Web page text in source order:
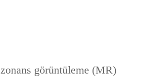
görüntüleme (MR)